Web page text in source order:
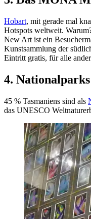
Hobart, mit gerade mal
Hotspots weltweit.
New Art ist ein
Kunstsammlung der
Eintritt gratis, für alle
4.
45 % Tasmaniens sind als
das UNESCO